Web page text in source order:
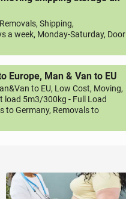
Shipping,
a week, Monday-Saturday, Door
Europe, Man & Van to EU
to EU, Low Cost, Moving,
load 5m3/300kg - Full Load
to Germany, Removals to